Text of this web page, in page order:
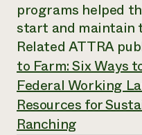
Servicios energéticos
LIHEAP
Centro de intercambio
Internship Hub
Buscar prácticas
Contratar a un becario
resiliencia
comunidad.
DONAR AHORA
programs helped
start and maintain
Related ATTRA
to Farm: Six Ways
Federal Working
Resources for
Ranching